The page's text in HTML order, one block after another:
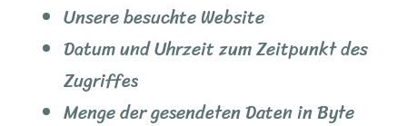
Unsere besuchte Website
Datum und Uhrzeit zum Zeitpunkt des
Zugriffes
Menge der gesendeten Daten in Byte